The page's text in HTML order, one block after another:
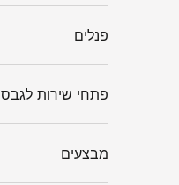
פנלים
פתחי שירות לגבס
מבצעים